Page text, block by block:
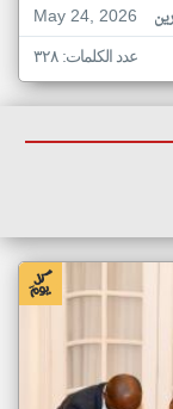
May 24, 2026
عدد الكلمات: ٣٢٨